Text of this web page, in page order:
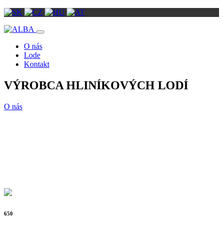
O nás
Lode
Kontakt
VÝROBCA HLINÍKOVÝCH LODÍ
O nás
650